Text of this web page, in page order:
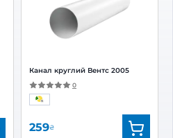
Канал круглий Вентс 2005
0
259₴